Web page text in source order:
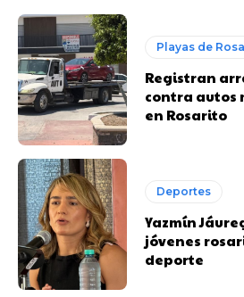
Playas de
Registran
contra autos
en Rosarito
Deportes
Yazmín
jóvenes
deporte